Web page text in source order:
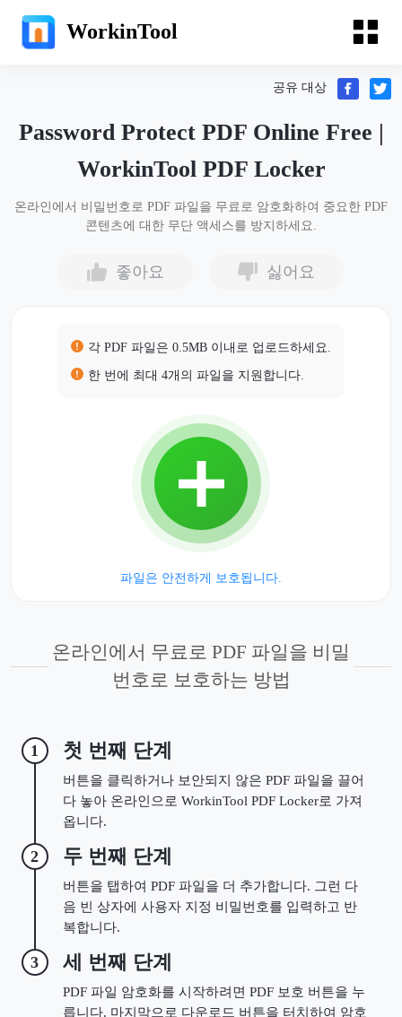
WorkinTool
공유 대상
Password Protect PDF Online Free |
WorkinTool PDF Locker
온라인에서 비밀번호로 PDF 파일을 무료로 암호화하여 중요한 PDF
콘텐츠에 대한 무단 액세스를 방지하세요.
좋아요 싫어요
각 PDF 파일은 0.5MB 이내로 업로드하세요.
한 번에 최대 4개의 파일을 지원합니다.
파일은 안전하게 보호됩니다.
온라인에서 무료로 PDF 파일을 비밀
번호로 보호하는 방법
1 첫 번째 단계
버튼을 클릭하거나 보안되지 않은 PDF 파일을 끌어
다 놓아 온라인으로 WorkinTool PDF Locker로 가져
옵니다.
2 두 번째 단계
버튼을 탭하여 PDF 파일을 더 추가합니다. 그런 다
음 빈 상자에 사용자 지정 비밀번호를 입력하고 반
복합니다.
3 세 번째 단계
PDF 파일 암호화를 시작하려면 PDF 보호 버튼을 누
릅니다. 마지막으로 다운로드 버튼을 터치하여 암호